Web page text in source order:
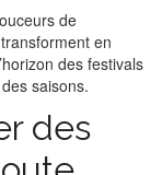
de
en
des festivals
saisons.
des